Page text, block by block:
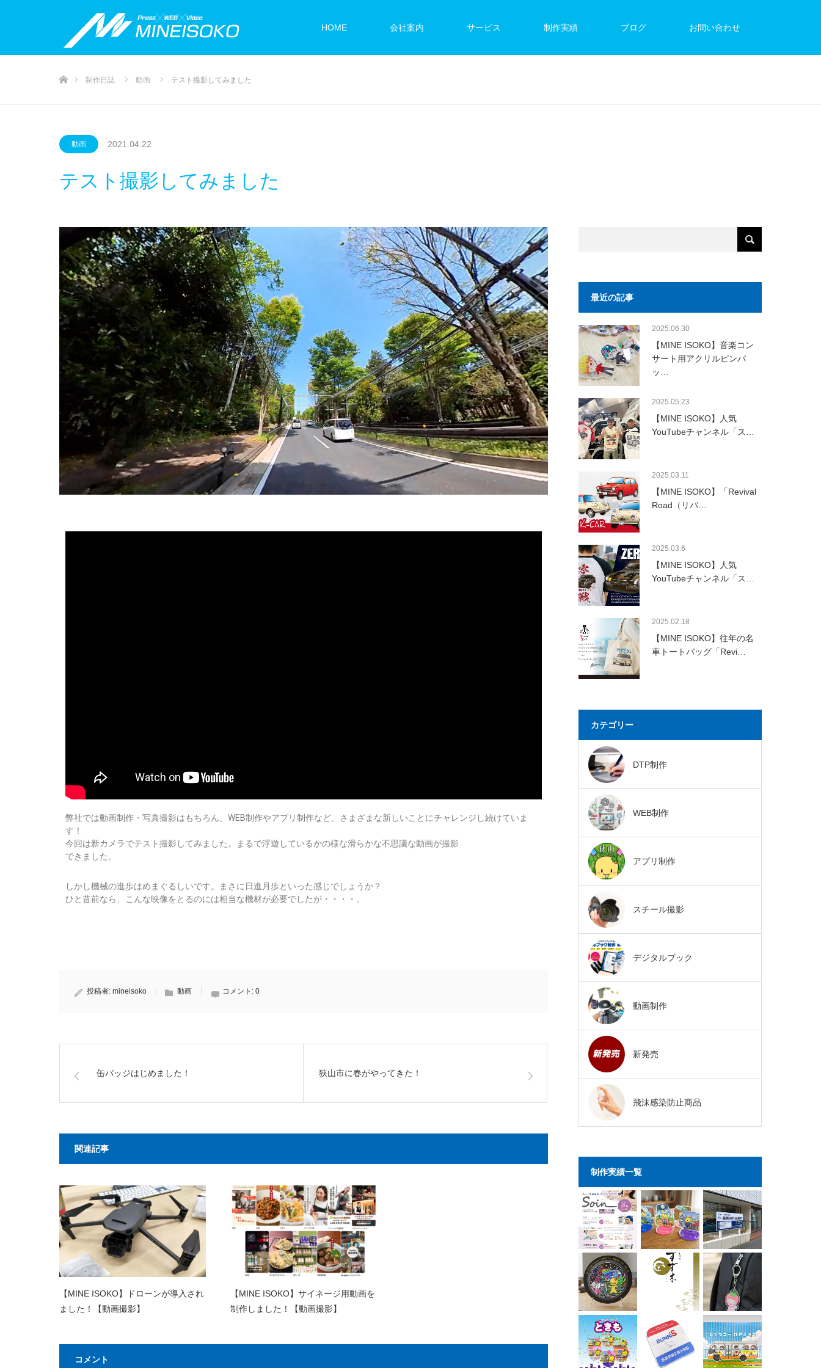
HOME 会社案内 サービス 制作実績 ブログ お問い合わせ
制作日誌 動画 テスト撮影してみました
動画 2021.04.22
テスト撮影してみました
弊社では動画制作・写真撮影はもちろん、WEB制作やアプリ制作など、さまざまな新しいことにチャレンジし続けていま
す！
今回は新カメラでテスト撮影してみました。まるで浮遊しているかの様な滑らかな不思議な動画が撮影
できました。
しかし機械の進歩はめまぐるしいです。まさに日進月歩といった感じでしょうか？
ひと昔前なら、こんな映像をとるのには相当な機材が必要でしたが・・・・。
投稿者: mineisoko 動画 コメント: 0
缶バッジはじめました！ 狭山市に春がやってきた！
関連記事
【MINE ISOKO】ドローンが導入され
ました！【動画撮影】
【MINE ISOKO】サイネージ用動画を
制作しました！【動画撮影】
コメント
最近の記事
2025.06.30
【MINE ISOKO】音楽コン
サート用アクリルピンバ
ッ…
2025.05.23
【MINE ISOKO】人気
YouTubeチャンネル「ス…
2025.03.11
【MINE ISOKO】「Revival
Road（リバ…
2025.03.6
【MINE ISOKO】人気
YouTubeチャンネル「ス…
2025.02.18
【MINE ISOKO】往年の名
車トートバッグ「Revi…
カテゴリー
DTP制作
WEB制作
アプリ制作
スチール撮影
デジタルブック
動画制作
新発売
飛沫感染防止商品
制作実績一覧